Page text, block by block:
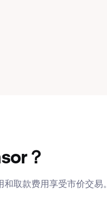
？
取款费用享受市价交易。